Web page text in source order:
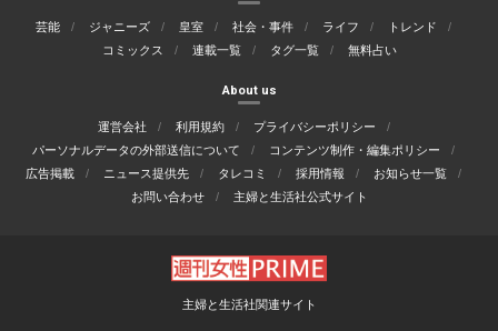
芸能 ジャニーズ 皇室 社会・事件 ライフ
トレンド
コミックス
連載一覧 タグ一覧 無料占い
About us
運営会社 利用規約
プライバシーポリシー
パーソナルデータの外部送信について
コンテンツ制作・編集ポリシー
広告掲載
ニュース提供先 タレコミ 採用情報
お知らせ一覧
お問い合わせ
主婦と生活社公式サイト
主婦と生活社関連サイト